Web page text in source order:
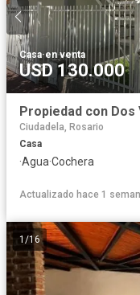
Casa·en venta
USD 130.000
Ciudadela, Rosario
Casa
·Agua·Cochera
Actualizado hace 1
1 /16